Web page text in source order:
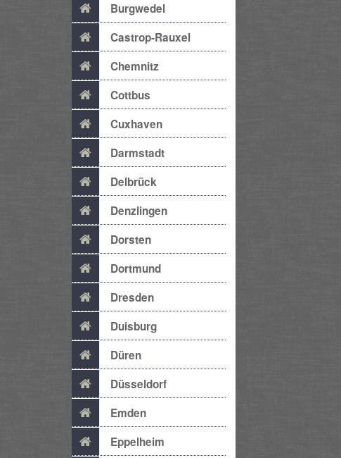
Burgwedel
Castrop-Rauxel
Chemnitz
Cottbus
Cuxhaven
Darmstadt
Delbrück
Denzlingen
Dorsten
Dortmund
Dresden
Duisburg
Düren
Düsseldorf
Emden
Eppelheim